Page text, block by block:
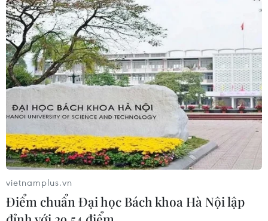
vietnamplus.vn
Điểm chuẩn Đại học Bách khoa Hà Nội lập